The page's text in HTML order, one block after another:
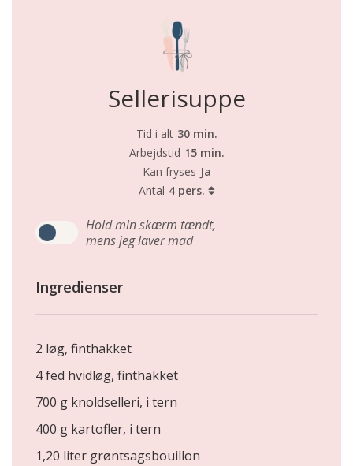
Sellerisuppe
Tid i alt 30 min.
Arbejdstid 15 min.
Kan fryses Ja
Antal 4 pers.
Hold min skærm tændt,
mens jeg laver mad
Ingredienser
2 løg, finthakket
4 fed hvidløg, finthakket
700 g knoldselleri, i tern
400 g kartofler, i tern
1,20 liter grøntsagsbouillon